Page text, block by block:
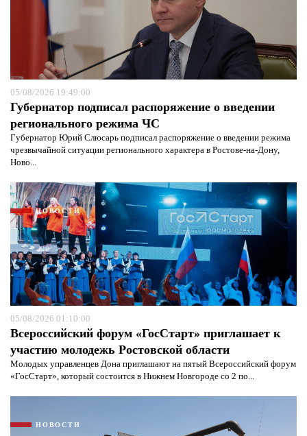
05/08/2026 19:49:00
Губернатор подписал распоряжение о введении
регионального режима ЧС
Губернатор Юрий Слюсарь подписал распоряжение о введении режима
чрезвычайной ситуации регионального характера в Ростове-на-Дону,
Ново...
НОВОСТИ
05/08/2026 01:10:00
Всероссийский форум «ГосСтарт» приглашает к
участию молодежь Ростовской области
Молодых управленцев Дона приглашают на пятый Всероссийский форум
«ГосСтарт», который состоится в Нижнем Новгороде со 2 по...
НОВОСТИ